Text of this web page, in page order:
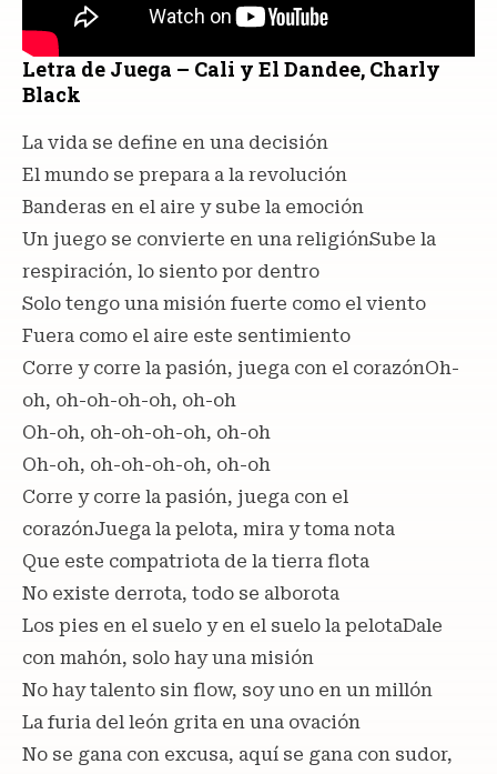
Letra de Juega – Cali y El Dandee, Charly
Black
La vida se define en una decisión
El mundo se prepara a la revolución
Banderas en el aire y sube la emoción
Un juego se convierte en una religiónSube la
respiración, lo siento por dentro
Solo tengo una misión fuerte como el viento
Fuera como el aire este sentimiento
Corre y corre la pasión, juega con el corazónOh-
oh, oh-oh-oh-oh, oh-oh
Oh-oh, oh-oh-oh-oh, oh-oh
Oh-oh, oh-oh-oh-oh, oh-oh
Corre y corre la pasión, juega con el
corazónJuega la pelota, mira y toma nota
Que este compatriota de la tierra flota
No existe derrota, todo se alborota
Los pies en el suelo y en el suelo la pelotaDale
con mahón, solo hay una misión
No hay talento sin flow, soy uno en un millón
La furia del león grita en una ovación
No se gana con excusa, aquí se gana con sudor,